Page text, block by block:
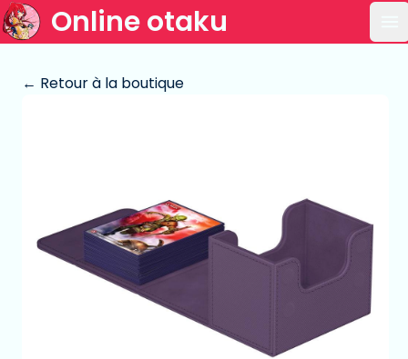
Online otaku
← Retour à la boutique